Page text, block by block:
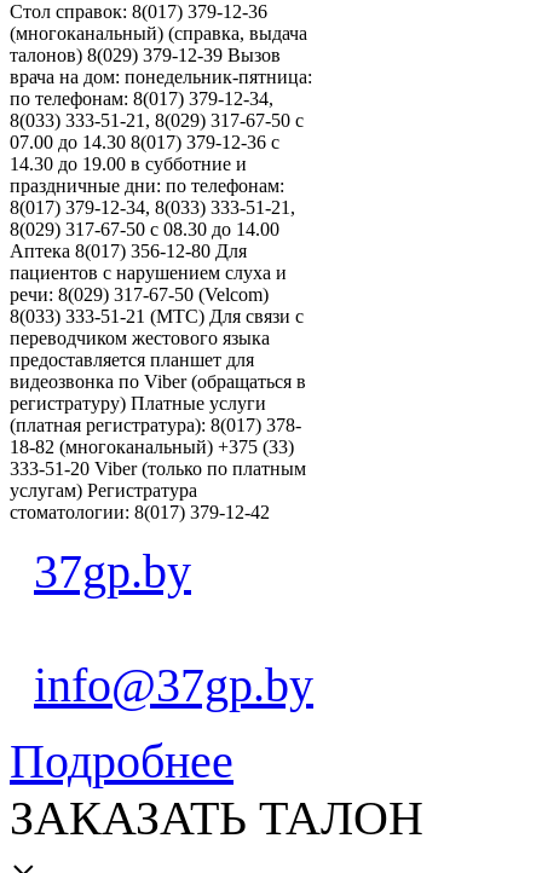
Стол справок: 8(017) 379-12-36
(многоканальный) (справка, выдача
талонов) 8(029) 379-12-39 Вызов
врача на дом: понедельник-пятница:
по телефонам: 8(017) 379-12-34,
8(033) 333-51-21, 8(029) 317-67-50 с
07.00 до 14.30 8(017) 379-12-36 с
14.30 до 19.00 в субботние и
праздничные дни: по телефонам:
8(017) 379-12-34, 8(033) 333-51-21,
8(029) 317-67-50 с 08.30 до 14.00
Аптека 8(017) 356-12-80 Для
пациентов с нарушением слуха и
речи: 8(029) 317-67-50 (Velcom)
8(033) 333-51-21 (MTC) Для связи с
переводчиком жестового языка
предоставляется планшет для
видеозвонка по Viber (обращаться в
регистратуру) Платные услуги
(платная регистратура): 8(017) 378-
18-82 (многоканальный) +375 (33)
333-51-20 Viber (только по платным
услугам) Регистратура
стоматологии: 8(017) 379-12-42
37gp.by
info@37gp.by
Подробнее
ЗАКАЗАТЬ ТАЛОН